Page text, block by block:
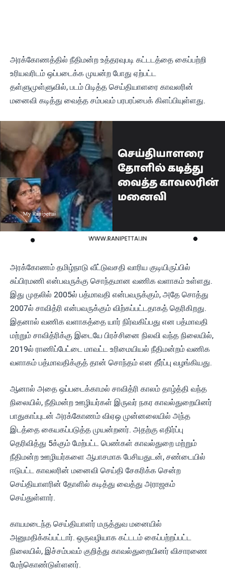
அரக்கோணத்தில் நீதிமன்ற உத்தரவுபடி கட்டடத்தை கைப்பற்றி
உரியவரிடம் ஒப்படைக்க முயன்ற போது ஏற்பட்ட
தள்ளுமுள்ளுவில், படம் பிடித்த செய்தியாளரை காவலரின்
மனைவி கடித்து வைத்த சம்பவம் பரபரப்பைக் கிளப்பியுள்ளது.
அரக்கோணம் தமிழ்நாடு வீட்டுவசதி வாரிய குடியிருப்பில்
சுப்பிரமணி என்பவருக்கு சொந்தமான வணிக வளாகம் உள்ளது.
இது முதலில் 2005ல் பத்மாவதி என்பவருக்கும், அதே சொத்து
2007ல் சாவித்ரி என்பவருக்கும் விற்கப்பட்டதாகத் தெரிகிறது.
இதனால் வணிக வளாகத்தை யார் நிர்வகிப்பது என பத்மாவதி
மற்றும் சாவித்ரிக்கு இடையே பிரச்சினை நிலவி வந்த நிலையில்,
2019ல் ராணிப்பேட்டை மாவட்ட உரிமையியல் நீதிமன்றம் வணிக
வளாகம் பத்மாவதிக்குத் தான் சொந்தம் என தீர்ப்பு வழங்கியது.
ஆனால் அதை ஒப்படைக்காமல் சாவித்ரி காலம் தாழ்த்தி வந்த
நிலையில், நீதிமன்ற ஊழியர்கள் இருவர் நகர காவல்துறையினர்
பாதுகாப்புடன் அரக்கோணம் விஏஒ முன்னலையில் அந்த
இடத்தை கையகப்படுத்த முயன்றனர். அதற்கு எதிர்ப்பு
தெரிவித்து 5க்கும் மேற்பட்ட பெண்கள் காவல்துறை மற்றும்
நீதிமன்ற ஊழியர்களை ஆபாசமாக பேசியதுடன், சண்டையில்
ஈடுபட்ட காவலரின் மனைவி செய்தி சேகரிக்க சென்ற
செய்தியாளரின் தோளில் கடித்து வைத்து அராஜகம்
செய்துள்ளார்.
காயமடைந்த செய்தியாளர் மருத்துவ மனையில்
அனுமதிக்கப்பட்டார். ஒருவழியாக கட்டடம் கைப்பற்றப்பட்ட
நிலையில், இச்சம்பவம் குறித்து காவல்துறையினர் விசாரணை
மேற்கொண்டுள்ளனர்.